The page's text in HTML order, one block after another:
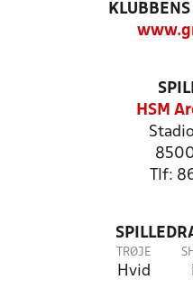
HSM
Tlf:
TRØJE
Hvid